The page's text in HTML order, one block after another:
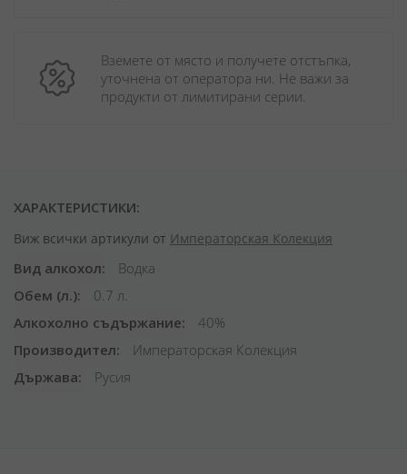
Вземете от място и получете отстъпка,
уточнена от оператора ни. Не важи за
продукти от лимитирани серии.
ХАРАКТЕРИСТИКИ:
Виж всички артикули от Императорская Колекция
Вид алкохол
Водка
Обем (л.)
0.7 л.
Алкохолно съдържание
40%
Производител
Императорская Колекция
Държава
Русия